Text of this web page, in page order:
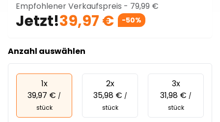
Empfohlener Verkaufspreis - 79,99 €
Jetzt!39,97 € -50%
Anzahl auswählen
1x
39,97 € /
stück
2x
35,98 € /
stück
3x
31,98 € /
stück